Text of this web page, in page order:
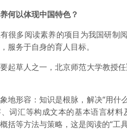
何以体现中国特色？
很多阅读素养的项目为我国研制
服务于自身的育人目标。
起草人之一，北京师范大学教授
地形容：知识是根脉，解决“用什
词汇等构成文本的基本语言材
括等方法与策略，这是阅读的“工具